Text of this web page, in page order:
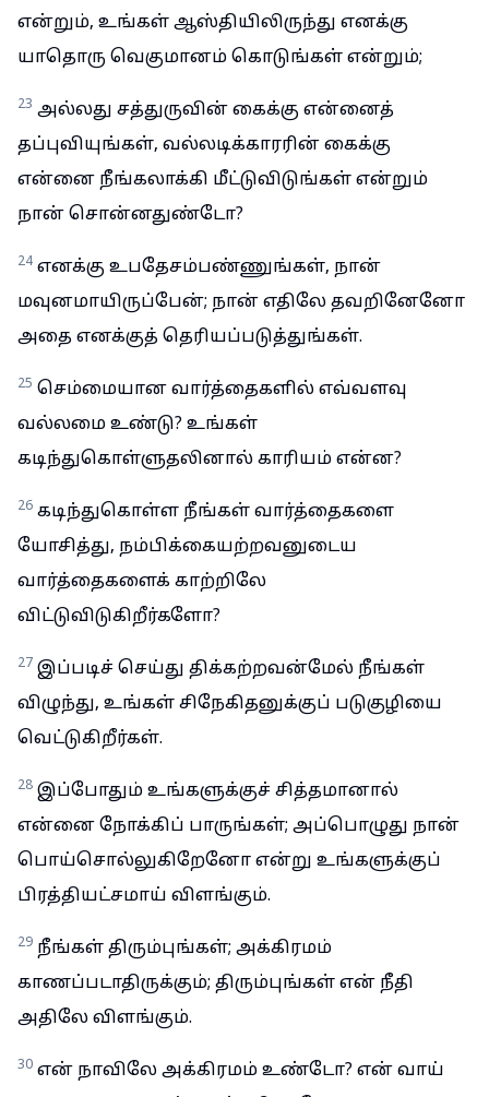
என்றும், உங்கள் ஆஸ்தியிலிருந்து எனக்கு
யாதொரு வெகுமானம் கொடுங்கள் என்றும்;
23 அல்லது சத்துருவின் கைக்கு என்னைத்
தப்புவியுங்கள், வல்லடிக்காரரின் கைக்கு
என்னை நீங்கலாக்கி மீட்டுவிடுங்கள் என்றும்
நான் சொன்னதுண்டோ?
24 எனக்கு உபதேசம்பண்ணுங்கள், நான்
மவுனமாயிருப்பேன்; நான் எதிலே தவறினேனோ
அதை எனக்குத் தெரியப்படுத்துங்கள்.
25 செம்மையான வார்த்தைகளில் எவ்வளவு
வல்லமை உண்டு? உங்கள்
கடிந்துகொள்ளுதலினால் காரியம் என்ன?
26 கடிந்துகொள்ள நீங்கள் வார்த்தைகளை
யோசித்து, நம்பிக்கையற்றவனுடைய
வார்த்தைகளைக் காற்றிலே
விட்டுவிடுகிறீர்களோ?
27 இப்படிச் செய்து திக்கற்றவன்மேல் நீங்கள்
விழுந்து, உங்கள் சிநேகிதனுக்குப் படுகுழியை
வெட்டுகிறீர்கள்.
28 இப்போதும் உங்களுக்குச் சித்தமானால்
என்னை நோக்கிப் பாருங்கள்; அப்பொழுது நான்
பொய்சொல்லுகிறேனோ என்று உங்களுக்குப்
பிரத்தியட்சமாய் விளங்கும்.
29 நீங்கள் திரும்புங்கள்; அக்கிரமம்
காணப்படாதிருக்கும்; திரும்புங்கள் என் நீதி
அதிலே விளங்கும்.
30 என் நாவிலே அக்கிரமம் உண்டோ? என் வாய்